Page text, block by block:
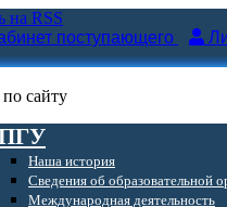
на RSS
поступающего
сайту
Наша история
Сведения об образовательной
Международная деятельность